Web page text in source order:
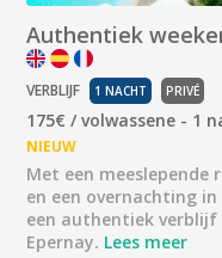
Authentiek
VERBLIJF 1 NACHT PRIVÉ
175€ / volwassene - 1
NIEUW
Met een
en een overnachting
een authentiek verblijf
Epernay. Lees meer